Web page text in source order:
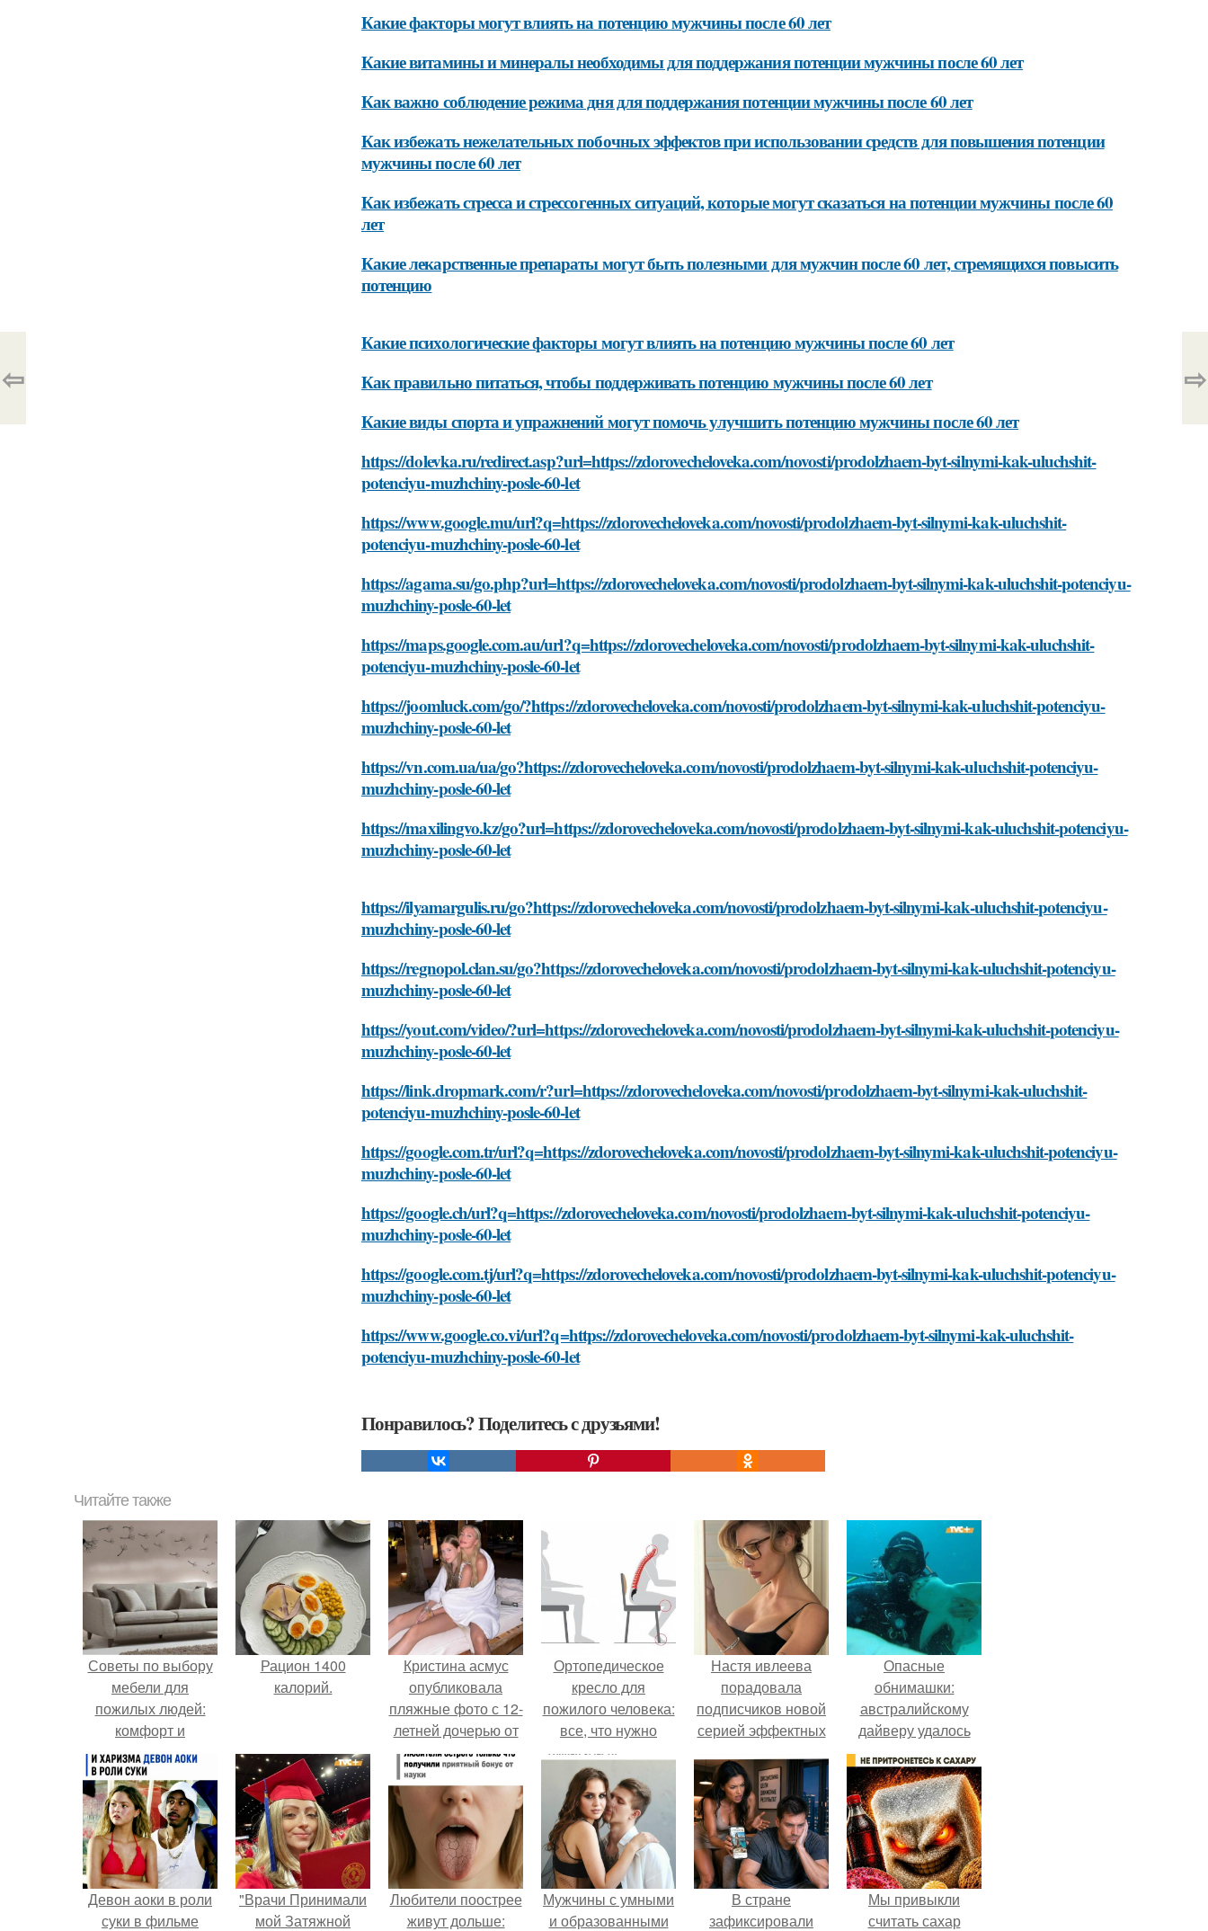
Какие факторы могут влиять на потенцию мужчины после 60 лет
Какие витамины и минералы необходимы для поддержания потенции мужчины после 60 лет
Как важно соблюдение режима дня для поддержания потенции мужчины после 60 лет
Как избежать нежелательных побочных эффектов при использовании средств для повышения потенции
мужчины после 60 лет
Как избежать стресса и стрессогенных ситуаций, которые могут сказаться на потенции мужчины после 60
лет
Какие лекарственные препараты могут быть полезными для мужчин после 60 лет, стремящихся повысить
потенцию
Какие психологические факторы могут влиять на потенцию мужчины после 60 лет
Как правильно питаться, чтобы поддерживать потенцию мужчины после 60 лет
Какие виды спорта и упражнений могут помочь улучшить потенцию мужчины после 60 лет
https://dolevka.ru/redirect.asp?url=https://zdorovecheloveka.com/novosti/prodolzhaem-byt-silnymi-kak-uluchshit-
potenciyu-muzhchiny-posle-60-let
https://www.google.mu/url?q=https://zdorovecheloveka.com/novosti/prodolzhaem-byt-silnymi-kak-uluchshit-
potenciyu-muzhchiny-posle-60-let
https://agama.su/go.php?url=https://zdorovecheloveka.com/novosti/prodolzhaem-byt-silnymi-kak-uluchshit-potenciyu-
muzhchiny-posle-60-let
https://maps.google.com.au/url?q=https://zdorovecheloveka.com/novosti/prodolzhaem-byt-silnymi-kak-uluchshit-
potenciyu-muzhchiny-posle-60-let
https://joomluck.com/go/?https://zdorovecheloveka.com/novosti/prodolzhaem-byt-silnymi-kak-uluchshit-potenciyu-
muzhchiny-posle-60-let
https://vn.com.ua/ua/go?https://zdorovecheloveka.com/novosti/prodolzhaem-byt-silnymi-kak-uluchshit-potenciyu-
muzhchiny-posle-60-let
https://maxilingvo.kz/go?url=https://zdorovecheloveka.com/novosti/prodolzhaem-byt-silnymi-kak-uluchshit-potenciyu-
muzhchiny-posle-60-let
https://ilyamargulis.ru/go?https://zdorovecheloveka.com/novosti/prodolzhaem-byt-silnymi-kak-uluchshit-potenciyu-
muzhchiny-posle-60-let
https://regnopol.clan.su/go?https://zdorovecheloveka.com/novosti/prodolzhaem-byt-silnymi-kak-uluchshit-potenciyu-
muzhchiny-posle-60-let
https://yout.com/video/?url=https://zdorovecheloveka.com/novosti/prodolzhaem-byt-silnymi-kak-uluchshit-potenciyu-
muzhchiny-posle-60-let
https://link.dropmark.com/r?url=https://zdorovecheloveka.com/novosti/prodolzhaem-byt-silnymi-kak-uluchshit-
potenciyu-muzhchiny-posle-60-let
https://google.com.tr/url?q=https://zdorovecheloveka.com/novosti/prodolzhaem-byt-silnymi-kak-uluchshit-potenciyu-
muzhchiny-posle-60-let
https://google.ch/url?q=https://zdorovecheloveka.com/novosti/prodolzhaem-byt-silnymi-kak-uluchshit-potenciyu-
muzhchiny-posle-60-let
https://google.com.tj/url?q=https://zdorovecheloveka.com/novosti/prodolzhaem-byt-silnymi-kak-uluchshit-potenciyu-
muzhchiny-posle-60-let
https://www.google.co.vi/url?q=https://zdorovecheloveka.com/novosti/prodolzhaem-byt-silnymi-kak-uluchshit-
potenciyu-muzhchiny-posle-60-let
Понравилось? Поделитесь с друзьями!
⇦ ⇨
Читайте также
Советы по выбору
мебели для
пожилых людей:
комфорт и
безопасность в
первую очередь
Рацион 1400
калорий.
Кристина асмус
опубликовала
пляжные фото с 12-
летней дочерью от
Гарика Харламова.
Ортопедическое
кресло для
пожилого человека:
все, что нужно
знать
Настя ивлеева
порадовала
подписчиков новой
серией эффектных
обычно, вызвала
бурное обсуждение
в соцсетях.
Опасные
обнимашки:
австралийскому
дайверу удалось
приручить акулу.
Девон аоки в роли
суки в фильме
"Врачи Принимали
мой Затяжной
Любители поострее
живут дольше:
Мужчины с умными
и образованными
В стране
зафиксировали
Мы привыкли
считать сахар